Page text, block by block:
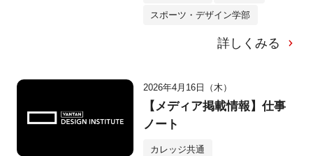
スポーツ・デザイン学部
詳しくみる
2026年4月16日（木）
【メディア掲載情報】仕事
ノート
カレッジ共通